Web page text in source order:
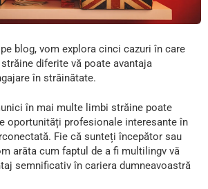
blog, vom explora cinci cazuri în care
diferite vă poate avantaja
în străinătate.
în mai multe limbi străine poate
oportunități profesionale interesante în
Fie că sunteți începător sau
arăta cum faptul de a fi multilingv vă
semnificativ în cariera dumneavoastră